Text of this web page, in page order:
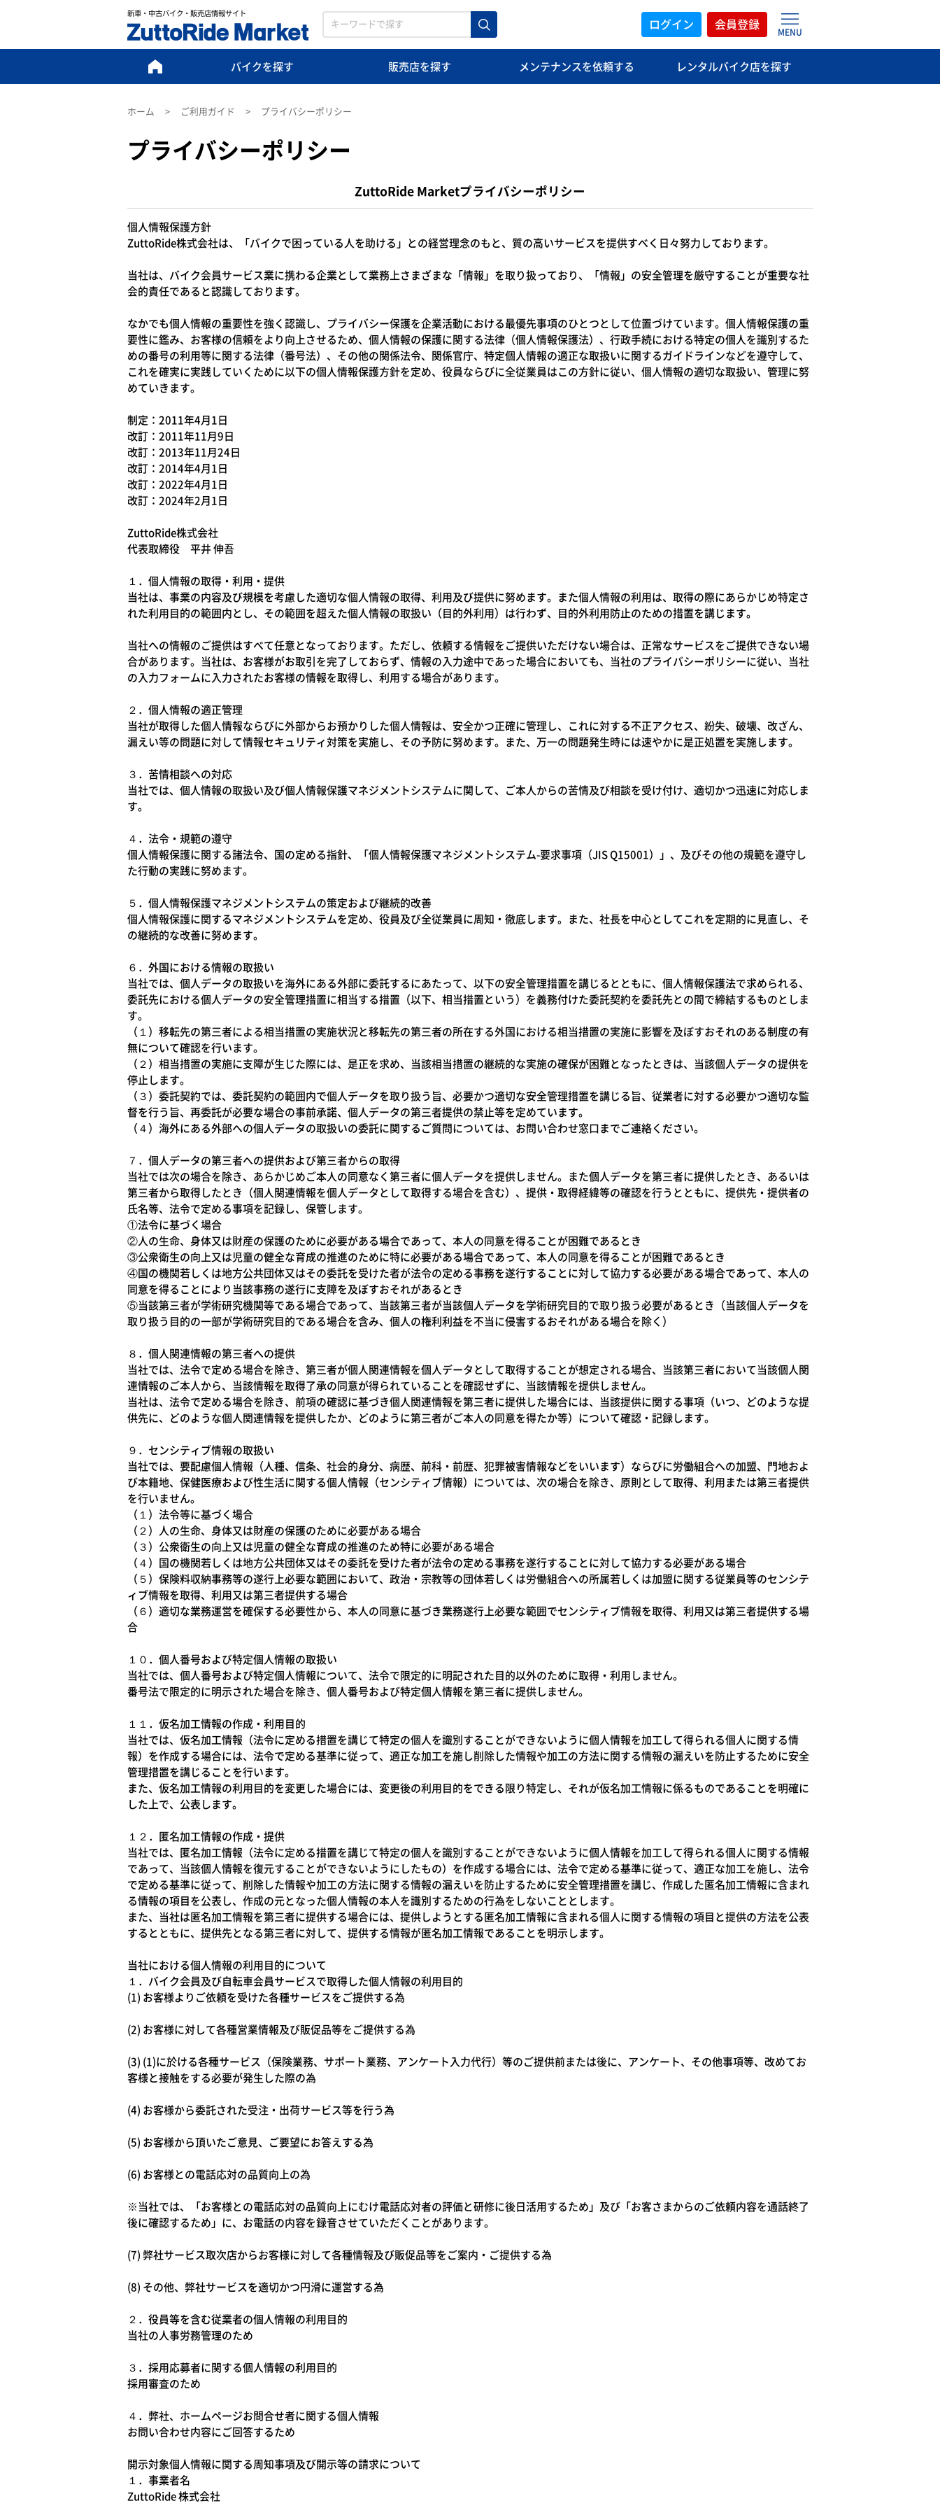
新車・中古バイク・販売店情報サイト
ログイン 会員登録
MENU
バイクを探す 販売店を探す メンテナンス を依頼する レンタルバイク店を探す
ホーム ご利用ガイド プライバシーポリシー
プライバシーポリシー
ZuttoRide Marketプライバシーポリシー
個人情報保護方針
ZuttoRide株式会社は、「バイクで困っている人を助ける」との経営理念のもと、質の高いサービスを提供すべく日々努力しております。
当社は、バイク会員サービス業に携わる企業として業務上さまざまな「情報」を取り扱っており、「情報」の安全管理を厳守することが重要な社
会的責任であると認識しております。
なかでも個人情報の重要性を強く認識し、プライバシー保護を企業活動における最優先事項のひとつとして位置づけています。個人情報保護の重
要性に鑑み、お客様の信頼をより向上させるため、個人情報の保護に関する法律（個人情報保護法）、行政手続における特定の個人を識別するた
めの番号の利用等に関する法律（番号法）、その他の関係法令、関係官庁、特定個人情報の適正な取扱いに関するガイドラインなどを遵守して、
これを確実に実践していくために以下の個人情報保護方針を定め、役員ならびに全従業員はこの方針に従い、個人情報の適切な取扱い、管理に努
めていきます。
制定：2011年4月1日
改訂：2011年11月9日
改訂：2013年11月24日
改訂：2014年4月1日
改訂：2022年4月1日
改訂：2024年2月1日
ZuttoRide株式会社
代表取締役 平井 伸吾
１．個人情報の取得・利用・提供
当社は、事業の内容及び規模を考慮した適切な個人情報の取得、利用及び提供に努めます。また個人情報の利用は、取得の際にあらかじめ特定さ
れた利用目的の範囲内とし、その範囲を超えた個人情報の取扱い（目的外利用）は行わず、目的外利用防止のための措置を講じます。
当社への情報のご提供はすべて任意となっております。ただし、依頼する情報をご提供いただけない場合は、正常なサービスをご提供できない場
合があります。当社は、お客様がお取引を完了しておらず、情報の入力途中であった場合においても、当社のプライバシーポリシーに従い、当社
の入力フォームに入力されたお客様の情報を取得し、利用する場合があります。
２．個人情報の適正管理
当社が取得した個人情報ならびに外部からお預かりした個人情報は、安全かつ正確に管理し、これに対する不正アクセス、紛失、破壊、改ざん、
漏えい等の問題に対して情報セキュリティ対策を実施し、その予防に努めます。また、万一の問題発生時には速やかに是正処置を実施します。
３．苦情相談への対応
当社では、個人情報の取扱い及び個人情報保護マネジメントシステムに関して、ご本人からの苦情及び相談を受け付け、適切かつ迅速に対応しま
す。
４．法令・規範の遵守
個人情報保護に関する諸法令、国の定める指針、「個人情報保護マネジメントシステム-要求事項（JIS Q15001）」、及びその他の規範を遵守し
た行動の実践に努めます。
５．個人情報保護マネジメントシステムの策定および継続的改善
個人情報保護に関するマネジメントシステムを定め、役員及び全従業員に周知・徹底します。また、社長を中心としてこれを定期的に見直し、そ
の継続的な改善に努めます。
６．外国における情報の取扱い
当社では、個人データの取扱いを海外にある外部に委託するにあたって、以下の安全管理措置を講じるとともに、個人情報保護法で求められる、
委託先における個人データの安全管理措置に相当する措置（以下、相当措置という）を義務付けた委託契約を委託先との間で締結するものとしま
す。
（１）移転先の第三者による相当措置の実施状況と移転先の第三者の所在する外国における相当措置の実施に影響を及ぼすおそれのある制度の有
無について確認を行います。
（２）相当措置の実施に支障が生じた際には、是正を求め、当該相当措置の継続的な実施の確保が困難となったときは、当該個人データの提供を
停止します。
（３）委託契約では、委託契約の範囲内で個人データを取り扱う旨、必要かつ適切な安全管理措置を講じる旨、従業者に対する必要かつ適切な監
督を行う旨、再委託が必要な場合の事前承諾、個人データの第三者提供の禁止等を定めています。
（４）海外にある外部への個人データの取扱いの委託に関するご質問については、お問い合わせ窓口までご連絡ください。
７．個人データの第三者への提供および第三者からの取得
当社では次の場合を除き、あらかじめご本人の同意なく第三者に個人データを提供しません。また個人データを第三者に提供したとき、あるいは
第三者から取得したとき（個人関連情報を個人データとして取得する場合を含む）、提供・取得経緯等の確認を行うとともに、提供先・提供者の
氏名等、法令で定める事項を記録し、保管します。
①法令に基づく場合
②人の生命、身体又は財産の保護のために必要がある場合であって、本人の同意を得ることが困難であるとき
③公衆衛生の向上又は児童の健全な育成の推進のために特に必要がある場合であって、本人の同意を得ることが困難であるとき
④国の機関若しくは地方公共団体又はその委託を受けた者が法令の定める事務を遂行することに対して協力する必要がある場合であって、本人の
同意を得ることにより当該事務の遂行に支障を及ぼすおそれがあるとき
⑤当該第三者が学術研究機関等である場合であって、当該第三者が当該個人データを学術研究目的で取り扱う必要があるとき（当該個人データを
取り扱う目的の一部が学術研究目的である場合を含み、個人の権利利益を不当に侵害するおそれがある場合を除く）
８．個人関連情報の第三者への提供
当社では、法令で定める場合を除き、第三者が個人関連情報を個人データとして取得することが想定される場合、当該第三者において当該個人関
連情報のご本人から、当該情報を取得了承の同意が得られていることを確認せずに、当該情報を提供しません。
当社は、法令で定める場合を除き、前項の確認に基づき個人関連情報を第三者に提供した場合には、当該提供に関する事項（いつ、どのような提
供先に、どのような個人関連情報を提供したか、どのように第三者がご本人の同意を得たか等）について確認・記録します。
９．センシティブ情報の取扱い
当社では、要配慮個人情報（人種、信条、社会的身分、病歴、前科・前歴、犯罪被害情報などをいいます）ならびに労働組合への加盟、門地およ
び本籍地、保健医療および性生活に関する個人情報（センシティブ情報）については、次の場合を除き、原則として取得、利用または第三者提供
を行いません。
（１）法令等に基づく場合
（２）人の生命、身体又は財産の保護のために必要がある場合
（３）公衆衛生の向上又は児童の健全な育成の推進のため特に必要がある場合
（４）国の機関若しくは地方公共団体又はその委託を受けた者が法令の定める事務を遂行することに対して協力する必要がある場合
（５）保険料収納事務等の遂行上必要な範囲において、政治・宗教等の団体若しくは労働組合への所属若しくは加盟に関する従業員等のセンシテ
ィブ情報を取得、利用又は第三者提供する場合
（６）適切な業務運営を確保する必要性から、本人の同意に基づき業務遂行上必要な範囲でセンシティブ情報を取得、利用又は第三者提供する場
合
１０．個人番号および特定個人情報の取扱い
当社では、個人番号および特定個人情報について、法令で限定的に明記された目的以外のために取得・利用しません。
番号法で限定的に明示された場合を除き、個人番号および特定個人情報を第三者に提供しません。
１１．仮名加工情報の作成・利用目的
当社では、仮名加工情報（法令に定める措置を講じて特定の個人を識別することができないように個人情報を加工して得られる個人に関する情
報）を作成する場合には、法令で定める基準に従って、適正な加工を施し削除した情報や加工の方法に関する情報の漏えいを防止するために安全
管理措置を講じることを行います。
また、仮名加工情報の利用目的を変更した場合には、変更後の利用目的をできる限り特定し、それが仮名加工情報に係るものであることを明確に
した上で、公表します。
１２．匿名加工情報の作成・提供
当社では、匿名加工情報（法令に定める措置を講じて特定の個人を識別することができないように個人情報を加工して得られる個人に関する情報
であって、当該個人情報を復元することができないようにしたもの）を作成する場合には、法令で定める基準に従って、適正な加工を施し、法令
で定める基準に従って、削除した情報や加工の方法に関する情報の漏えいを防止するために安全管理措置を講じ、作成した匿名加工情報に含まれ
る情報の項目を公表し、作成の元となった個人情報の本人を識別するための行為をしないこととします。
また、当社は匿名加工情報を第三者に提供する場合には、提供しようとする匿名加工情報に含まれる個人に関する情報の項目と提供の方法を公表
するとともに、提供先となる第三者に対して、提供する情報が匿名加工情報であることを明示します。
当社における個人情報の利用目的について
１．バイク会員及び自転車会員サービスで取得した個人情報の利用目的
(1) お客様よりご依頼を受けた各種サービスをご提供する為
(2) お客様に対して各種営業情報及び販促品等をご提供する為
(3) (1)に於ける各種サービス（保険業務、サポート業務、アンケート入力代行）等のご提供前または後に、アンケート、その他事項等、改めてお
客様と接触をする必要が発生した際の為
(4) お客様から委託された受注・出荷サービス等を行う為
(5) お客様から頂いたご意見、ご要望にお答えする為
(6) お客様との電話応対の品質向上の為
※当社では、「お客様との電話応対の品質向上にむけ電話応対者の評価と研修に後日活用するため」及び「お客さまからのご依頼内容を通話終了
後に確認するため」に、お電話の内容を録音させていただくことがあります。
(7) 弊社サービス取次店からお客様に対して各種情報及び販促品等をご案内・ご提供する為
(8) その他、弊社サービスを適切かつ円滑に運営する為
２．役員等を含む従業者の個人情報の利用目的
当社の人事労務管理のため
３．採用応募者に関する個人情報の利用目的
採用審査のため
４．弊社、ホームページお問合せ者に関する個人情報
お問い合わせ内容にご回答するため
開示対象個人情報に関する周知事項及び開示等の請求について
１．事業者名
ZuttoRide 株式会社